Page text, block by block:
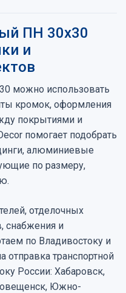
ПН 30х30
и
можно использовать
кромок, оформления
покрытиями и
помогает подобрать
алюминиевые
по размеру,
отделочных
снабжения и
по Владивостоку и
транспортной
России: Хабаровск,
Южно-